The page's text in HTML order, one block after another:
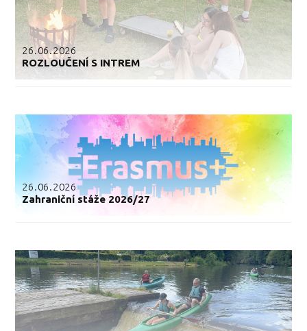
26.06.2026
ROZLOUČENÍ S INTREM
26.06.2026
Zahraniční stáže 2026/27